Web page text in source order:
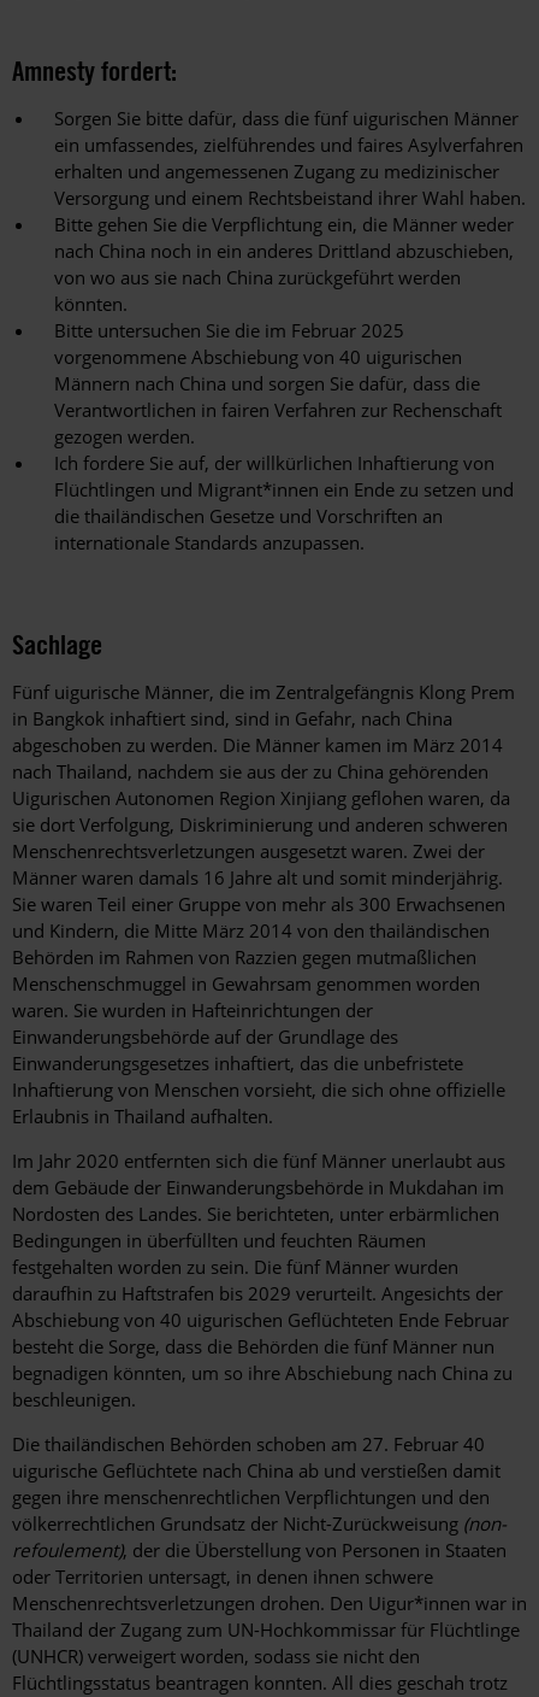
Amnesty fordert:
Sorgen Sie bitte dafür, dass die fünf uigurischen Männer
ein umfassendes, zielführendes und faires Asylverfahren
erhalten und angemessenen Zugang zu medizinischer
Versorgung und einem Rechtsbeistand ihrer Wahl haben.
Bitte gehen Sie die Verpflichtung ein, die Männer weder
nach China noch in ein anderes Drittland abzuschieben,
von wo aus sie nach China zurückgeführt werden
könnten.
Bitte untersuchen Sie die im Februar 2025
vorgenommene Abschiebung von 40 uigurischen
Männern nach China und sorgen Sie dafür, dass die
Verantwortlichen in fairen Verfahren zur Rechenschaft
gezogen werden.
Ich fordere Sie auf, der willkürlichen Inhaftierung von
Flüchtlingen und Migrant*innen ein Ende zu setzen und
die thailändischen Gesetze und Vorschriften an
internationale Standards anzupassen.
Sachlage
Fünf uigurische Männer, die im Zentralgefängnis Klong Prem
in Bangkok inhaftiert sind, sind in Gefahr, nach China
abgeschoben zu werden. Die Männer kamen im März 2014
nach Thailand, nachdem sie aus der zu China gehörenden
Uigurischen Autonomen Region Xinjiang geflohen waren, da
sie dort Verfolgung, Diskriminierung und anderen schweren
Menschenrechtsverletzungen ausgesetzt waren. Zwei der
Männer waren damals 16 Jahre alt und somit minderjährig.
Sie waren Teil einer Gruppe von mehr als 300 Erwachsenen
und Kindern, die Mitte März 2014 von den thailändischen
Behörden im Rahmen von Razzien gegen mutmaßlichen
Menschenschmuggel in Gewahrsam genommen worden
waren. Sie wurden in Hafteinrichtungen der
Einwanderungsbehörde auf der Grundlage des
Einwanderungsgesetzes inhaftiert, das die unbefristete
Inhaftierung von Menschen vorsieht, die sich ohne offizielle
Erlaubnis in Thailand aufhalten.
Im Jahr 2020 entfernten sich die fünf Männer unerlaubt aus
dem Gebäude der Einwanderungsbehörde in Mukdahan im
Nordosten des Landes. Sie berichteten, unter erbärmlichen
Bedingungen in überfüllten und feuchten Räumen
festgehalten worden zu sein. Die fünf Männer wurden
daraufhin zu Haftstrafen bis 2029 verurteilt. Angesichts der
Abschiebung von 40 uigurischen Geflüchteten Ende Februar
besteht die Sorge, dass die Behörden die fünf Männer nun
begnadigen könnten, um so ihre Abschiebung nach China zu
beschleunigen.
Die thailändischen Behörden schoben am 27. Februar 40
uigurische Geflüchtete nach China ab und verstießen damit
gegen ihre menschenrechtlichen Verpflichtungen und den
völkerrechtlichen Grundsatz der Nicht-Zurückweisung (non-
refoulement), der die Überstellung von Personen in Staaten
oder Territorien untersagt, in denen ihnen schwere
Menschenrechtsverletzungen drohen. Den Uigur*innen war in
Thailand der Zugang zum UN-Hochkommissar für Flüchtlinge
(UNHCR) verweigert worden, sodass sie nicht den
Flüchtlingsstatus beantragen konnten. All dies geschah trotz